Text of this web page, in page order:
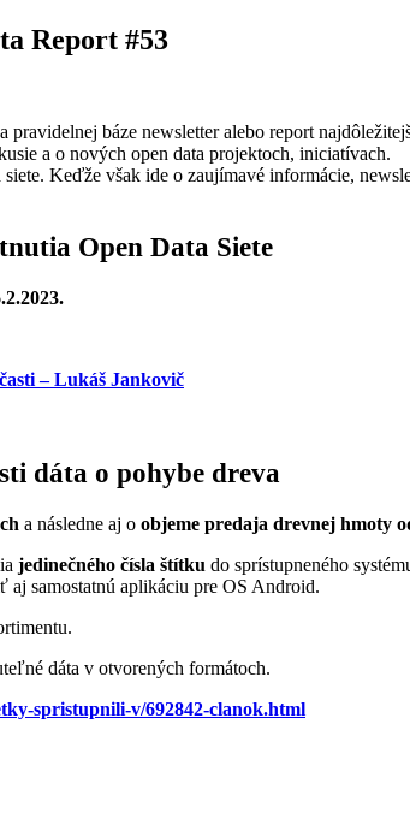
Report #53
pravidelnej báze newsletter alebo report
a o nových open data projektoch, iniciatívach.
Keďže však ide o zaujímavé informácie,
Open Data Siete
– Lukáš Jankovič
dáta o pohybe dreva
a následne aj o objeme predaja drevnej hmoty
jedinečného čísla štítku do sprístupneného
samostatnú aplikáciu pre OS Android.
dáta v otvorených formátoch.
spristupnili-v/692842-clanok.html